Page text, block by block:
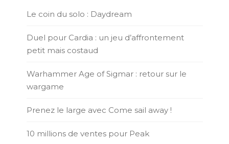
Le coin du solo : Daydream
Duel pour Cardia : un jeu d’affrontement
petit mais costaud
Warhammer Age of Sigmar : retour sur le
wargame
Prenez le large avec Come sail away !
10 millions de ventes pour Peak